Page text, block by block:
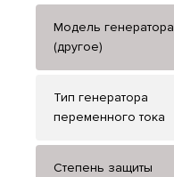
Модель генератора
(другое)
Тип генератора
переменного тока
Степень защиты